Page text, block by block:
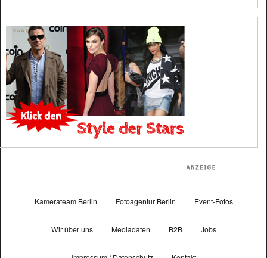
Kamerateam Berlin Fotoagentur Berlin Event-Fotos
Wir über uns Mediadaten B2B Jobs